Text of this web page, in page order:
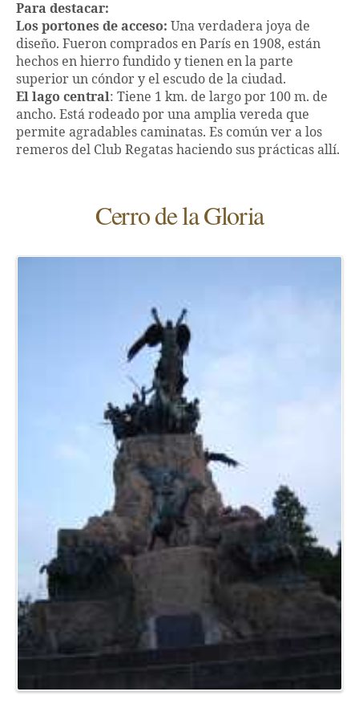
Para destacar:
Los portones de acceso: Una verdadera joya de
diseño. Fueron comprados en París en 1908, están
hechos en hierro fundido y tienen en la parte
superior un cóndor y el escudo de la ciudad.
El lago central: Tiene 1 km. de largo por 100 m. de
ancho. Está rodeado por una amplia vereda que
permite agradables caminatas. Es común ver a los
remeros del Club Regatas haciendo sus prácticas allí.
Cerro de la Gloria